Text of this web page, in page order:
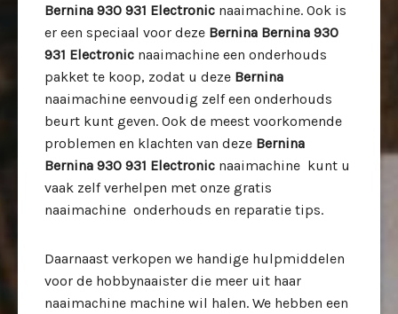
Bernina 930 931 Electronic naaimachine. Ook is
er een speciaal voor deze Bernina Bernina 930
931 Electronic naaimachine een onderhouds
pakket te koop, zodat u deze Bernina
naaimachine eenvoudig zelf een onderhouds
beurt kunt geven. Ook de meest voorkomende
problemen en klachten van deze Bernina
Bernina 930 931 Electronic naaimachine kunt u
vaak zelf verhelpen met onze gratis
naaimachine onderhouds en reparatie tips.
Daarnaast verkopen we handige hulpmiddelen
voor de hobbynaaister die meer uit haar
naaimachine machine wil halen. We hebben een